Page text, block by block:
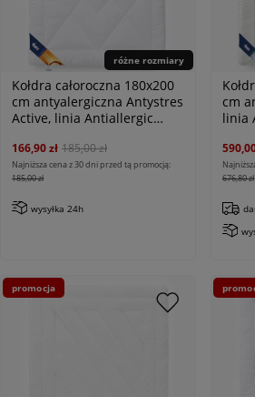
różne rozmiary
Kołdra całoroczna 180x200
cm antyalergiczna Antystres
Active, linia Antiallergic
166,90 zł 185,00 zł
Najniższa cena z 30 dni przed tą promocją:
185,00 zł
wysyłka 24h
cm
linia
676,80 zł
promocja